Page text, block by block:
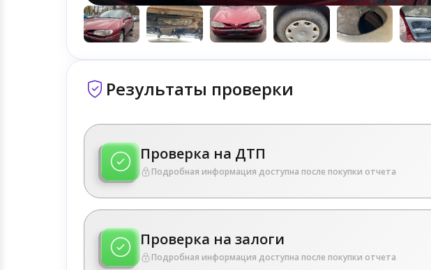
Результаты проверки
Проверка на ДТП
Подробная информация доступна после покупки отчета
Проверка на залоги
Подробная информация доступна после покупки отчета